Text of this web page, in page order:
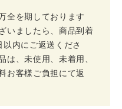
全を期しております
いましたら、商品到着
内にご返送くださ
は、未使用、未着用、
お客様ご負担にて返